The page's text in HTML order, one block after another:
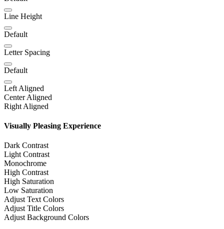
Line Height
Default
Letter Spacing
Default
Left Aligned
Center Aligned
Right Aligned
Visually Pleasing Experience
Dark Contrast
Light Contrast
Monochrome
High Contrast
High Saturation
Low Saturation
Adjust Text Colors
Adjust Title Colors
Adjust Background Colors